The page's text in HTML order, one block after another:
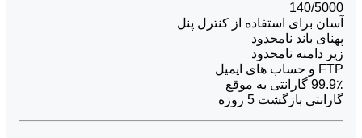
140/5000
آسان برای استفاده از کنترل پنل
پهنای باند نامحدود
زیر دامنه نامحدود
FTP و حساب های ایمیل
99.9٪ گارانتی به موقع
گارانتی بازگشت 5 روزه